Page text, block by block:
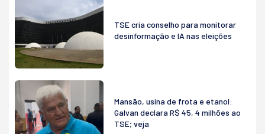
TSE cria conselho para monitorar
desinformação e IA nas eleições
Mansão, usina de frota e etanol:
Galvan declara R$ 45, 4 milhões ao
TSE; veja